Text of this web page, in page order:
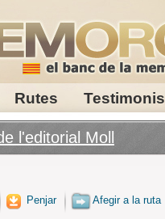
Rutes Testimonis
l'editorial Moll
Penjar Afegir a la ruta